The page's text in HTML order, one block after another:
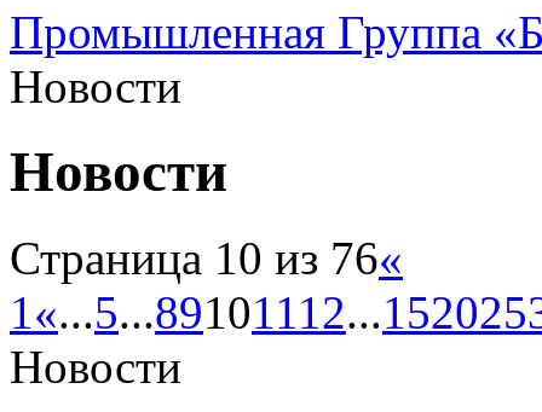
Промышленная Группа
Новости
Новости
Страница 10 из 76«
1«...5...89101112...152025
Новости